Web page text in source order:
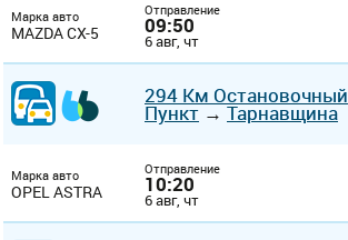
Марка авто
MAZDA CX-5
Отправление
09:50
6 авг, чт
294 Км Остановочный
Пункт→Тарнавщина
Марка авто
OPEL ASTRA
Отправление
10:20
6 авг, чт